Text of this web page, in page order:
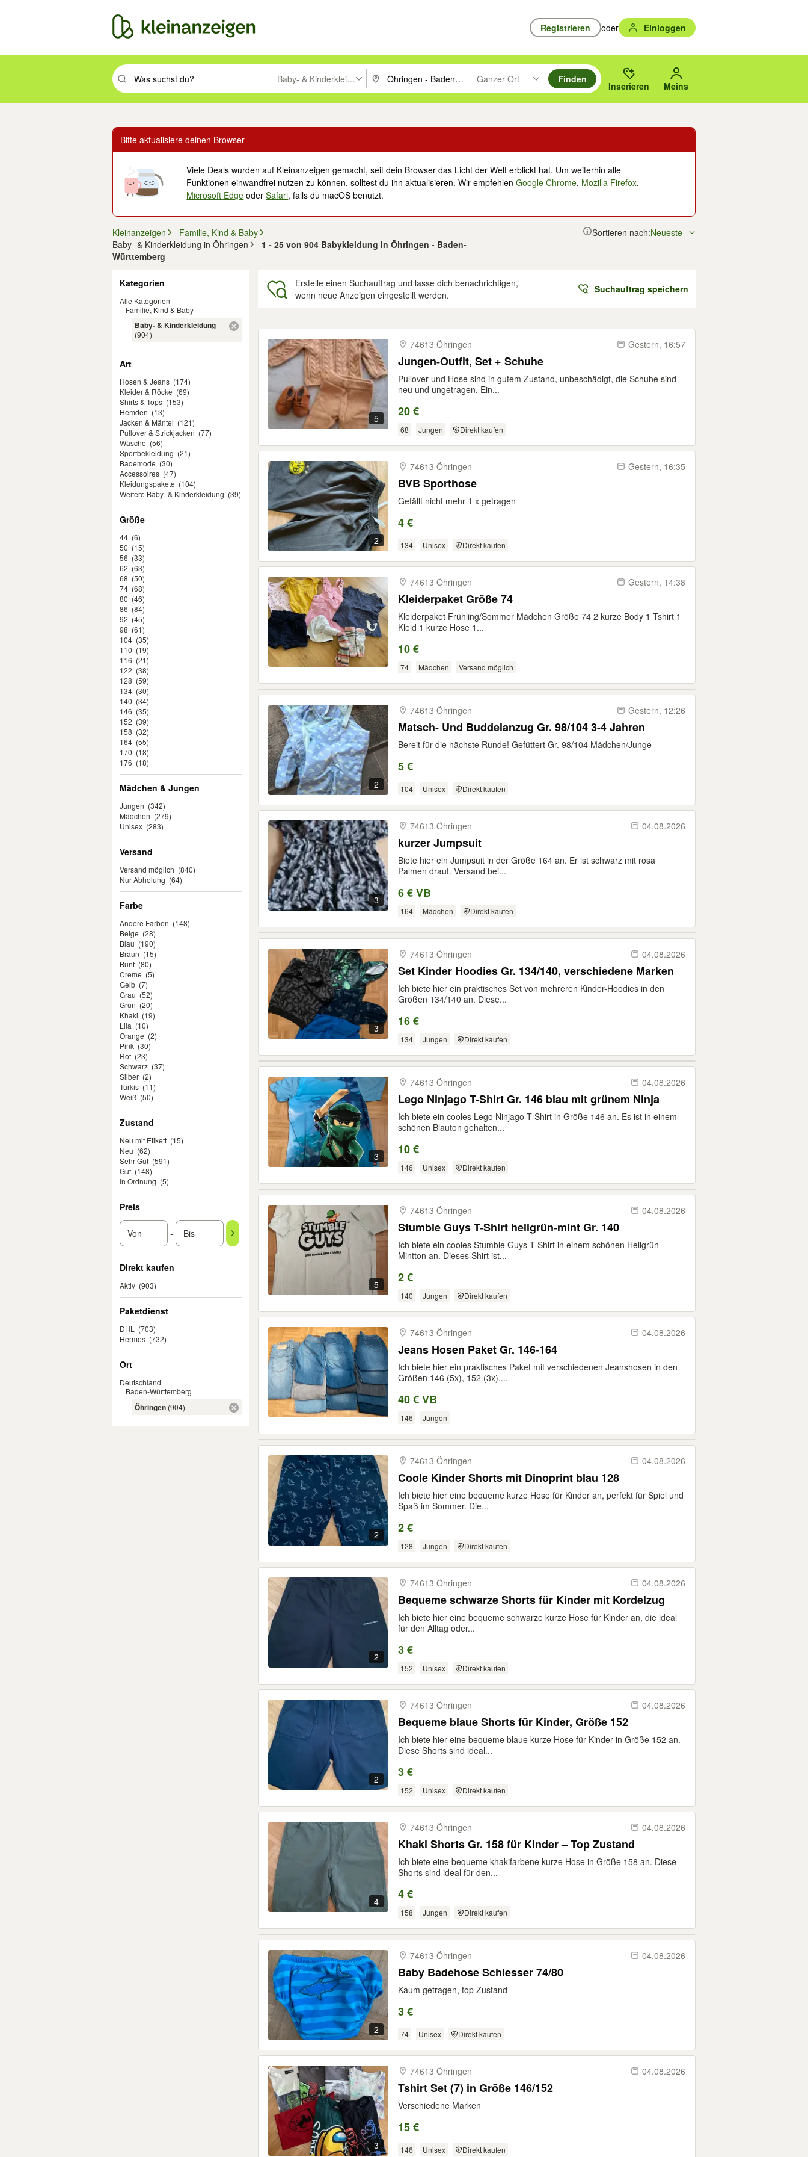
Registrieren oder Einloggen
Suchbegriff eingeben. Eingabetaste drücken um zu suchen, oder Vorschläge mit den Pfeiltasten nach oben/unten durchsuchen und mit Eingabetaste auswählen.
Baby- & Kinderkleidung PLZ oder Ort eingeben. Eingabetaste drücken um zu suchen, oder Vorschläge mit den Pfeiltasten nach oben/
Ganzer Ort
Suche im Umkreis des gewählten Orts oder PLZ.
Finden
Inserieren Meins
Bitte aktualisiere deinen Browser
Viele Deals wurden auf Kleinanzeigen gemacht, seit dein Browser das Licht der Welt erblickt hat. Um weiterhin alle
Funktionen einwandfrei nutzen zu können, solltest du ihn aktualisieren. Wir empfehlenGoogle Chrome, Mozilla Firefox,
Microsoft Edge oderSafari, falls du macOS benutzt.
Kleinanzeigen
Familie, Kind & Baby
Baby- & Kinderkleidung in Öhringen
1 - 25 von 904 Babykleidung in Öhringen - Baden-
Württemberg
Sortieren nach:Neueste
Kategorien
Alle Kategorien
Familie, Kind & Baby
Baby- & Kinderkleidung
(904)
Art
Hosen & Jeans (174)
Kleider & Röcke (69)
Shirts & Tops (153)
Hemden (13)
Jacken & Mäntel (121)
Pullover & Strickjacken (77)
Wäsche (56)
Sportbekleidung (21)
Bademode (30)
Accessoires (47)
Kleidungspakete (104)
Weitere Baby- & Kinderkleidung (39)
Größe
44 (6)
50 (15)
56 (33)
62 (63)
68 (50)
74 (68)
80 (46)
86 (84)
92 (45)
98 (61)
104 (35)
110 (19)
116 (21)
122 (38)
128 (59)
134 (30)
140 (34)
146 (35)
152 (39)
158 (32)
164 (55)
170 (18)
176 (18)
Mädchen & Jungen
Jungen (342)
Mädchen (279)
Unisex (283)
Versand
Versand möglich (840)
Nur Abholung (64)
Farbe
Andere Farben (148)
Beige (28)
Blau (190)
Braun (15)
Bunt (80)
Creme (5)
Gelb (7)
Grau (52)
Grün (20)
Khaki (19)
Lila (10)
Orange (2)
Pink (30)
Rot (23)
Schwarz (37)
Silber (2)
Türkis (11)
Weiß (50)
Zustand
Neu mit Etikett (15)
Neu (62)
Sehr Gut (591)
Gut (148)
In Ordnung (5)
Preis
-
Direkt kaufen
Aktiv (903)
Paketdienst
DHL
(703)
Hermes (732)
Ort
Deutschland
Baden-Württemberg
Öhringen (904)
Erstelle einen Suchauftrag und lasse dich benachrichtigen,
wenn neue Anzeigen eingestellt werden.
Suchauftrag speichern
5
74613 Öhringen Gestern, 16:57
Jungen-Outfit, Set + Schuhe
Pullover und Hose sind in gutem Zustand, unbeschädigt, die Schuhe sind
neu und ungetragen. Ein...
20 €
68 Jungen Direkt kaufen
2
74613 Öhringen Gestern, 16:35
BVB Sporthose
Gefällt nicht mehr 1 x getragen
4 €
134 Unisex Direkt kaufen
74613 Öhringen Gestern, 14:38
Kleiderpaket Größe 74
Kleiderpaket Frühling/Sommer Mädchen Größe 74 2 kurze Body 1 Tshirt 1
Kleid 1 kurze Hose 1...
10 €
74 Mädchen Versand möglich
2
74613 Öhringen Gestern, 12:26
Matsch- Und Buddelanzug Gr. 98/104 3-4 Jahren
Bereit für die nächste Runde! Gefüttert Gr. 98/104 Mädchen/Junge
5 €
104 Unisex Direkt kaufen
3
74613 Öhringen 04.08.2026
kurzer Jumpsuit
Biete hier ein Jumpsuit in der Größe 164 an. Er ist schwarz mit rosa
Palmen drauf. Versand bei...
6 € VB
164 Mädchen Direkt kaufen
3
74613 Öhringen 04.08.2026
Set Kinder Hoodies Gr. 134/140, verschiedene Marken
Ich biete hier ein praktisches Set von mehreren Kinder-Hoodies in den
Größen 134/140 an. Diese...
16 €
134 Jungen Direkt kaufen
3
74613 Öhringen 04.08.2026
Lego Ninjago T-Shirt Gr. 146 blau mit grünem Ninja
Ich biete ein cooles Lego Ninjago T-Shirt in Größe 146 an. Es ist in einem
schönen Blauton gehalten...
10 €
146 Unisex Direkt kaufen
5
74613 Öhringen 04.08.2026
Stumble Guys T-Shirt hellgrün-mint Gr. 140
Ich biete ein cooles Stumble Guys T-Shirt in einem schönen Hellgrün-
Mintton an. Dieses Shirt ist...
2 €
140 Jungen Direkt kaufen
74613 Öhringen 04.08.2026
Jeans Hosen Paket Gr. 146-164
Ich biete hier ein praktisches Paket mit verschiedenen Jeanshosen in den
Größen 146 (5x), 152 (3x),...
40 € VB
146 Jungen
2
74613 Öhringen 04.08.2026
Coole Kinder Shorts mit Dinoprint blau 128
Ich biete hier eine bequeme kurze Hose für Kinder an, perfekt für Spiel und
Spaß im Sommer. Die...
2 €
128 Jungen Direkt kaufen
2
74613 Öhringen 04.08.2026
Bequeme schwarze Shorts für Kinder mit Kordelzug
Ich biete hier eine bequeme schwarze kurze Hose für Kinder an, die ideal
für den Alltag oder...
3 €
152 Unisex Direkt kaufen
2
74613 Öhringen 04.08.2026
Bequeme blaue Shorts für Kinder, Größe 152
Ich biete hier eine bequeme blaue kurze Hose für Kinder in Größe 152 an.
Diese Shorts sind ideal...
3 €
152 Unisex Direkt kaufen
4
74613 Öhringen 04.08.2026
Khaki Shorts Gr. 158 für Kinder – Top Zustand
Ich biete eine bequeme khakifarbene kurze Hose in Größe 158 an. Diese
Shorts sind ideal für den...
4 €
158 Jungen Direkt kaufen
2
74613 Öhringen 04.08.2026
Baby Badehose Schiesser 74/80
Kaum getragen, top Zustand
3 €
74 Unisex Direkt kaufen
3
74613 Öhringen 04.08.2026
Tshirt Set (7) in Größe 146/152
Verschiedene Marken
15 €
146 Unisex Direkt kaufen